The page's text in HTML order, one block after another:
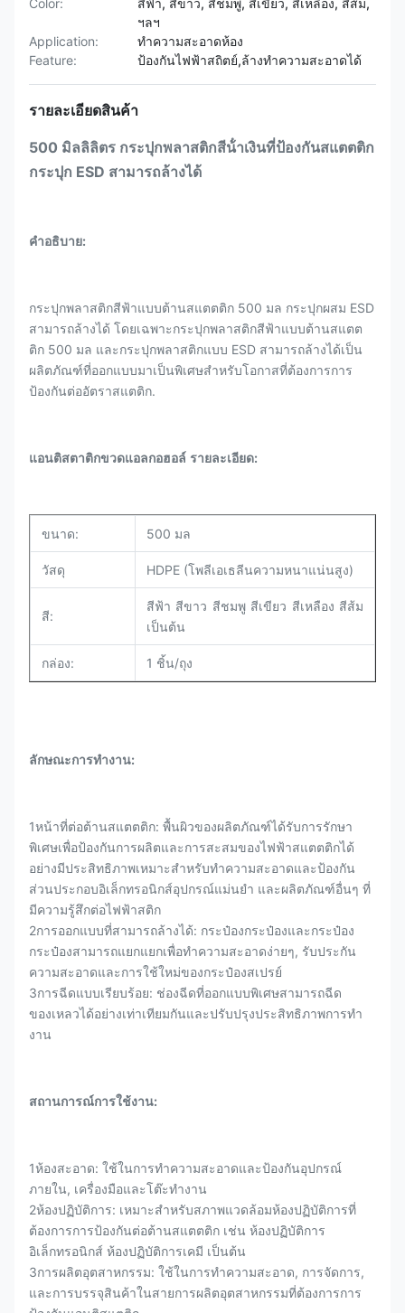
Color:
สีฟ้า, สีขาว, สีชมพู, สีเขียว, สีเหลือง, สีส้ม,
ฯลฯ
Application:
ทำความสะอาดห้อง
Feature:
ป้องกันไฟฟ้าสถิตย์,ล้างทำความสะอาดได้
รายละเอียดสินค้า
500 มิลลิลิตร กระปุกพลาสติกสีน้ําเงินที่ป้องกันสแตตติก
กระปุก ESD สามารถล้างได้
คําอธิบาย:
กระปุกพลาสติกสีฟ้าแบบต้านสแตตติก 500 มล กระปุกผสม ESD
สามารถล้างได้ โดยเฉพาะกระปุกพลาสติกสีฟ้าแบบต้านสแตต
ติก 500 มล และกระปุกพลาสติกแบบ ESD สามารถล้างได้เป็น
ผลิตภัณฑ์ที่ออกแบบมาเป็นพิเศษสําหรับโอกาสที่ต้องการการ
ป้องกันต่ออัตราสแตติก.
แอนติสตาติกขวดแอลกอฮอล์ รายละเอียด:
ขนาด: 500 มล
วัสดุ HDPE (โพลีเอเธลีนความหนาแน่นสูง)
สี:
สีฟ้า สีขาว สีชมพู สีเขียว สีเหลือง สีส้ม
เป็นต้น
กล่อง: 1 ชิ้น/ถุง
ลักษณะการทํางาน:
1หน้าที่ต่อต้านสแตตติก: พื้นผิวของผลิตภัณฑ์ได้รับการรักษา
พิเศษเพื่อป้องกันการผลิตและการสะสมของไฟฟ้าสแตตติกได้
อย่างมีประสิทธิภาพเหมาะสําหรับทําความสะอาดและป้องกัน
ส่วนประกอบอิเล็กทรอนิกส์อุปกรณ์แม่นยํา และผลิตภัณฑ์อื่นๆ ที่
มีความรู้สึกต่อไฟฟ้าสติก
2การออกแบบที่สามารถล้างได้: กระป๋องกระป๋องและกระป๋อง
กระป๋องสามารถแยกแยกเพื่อทําความสะอาดง่ายๆ, รับประกัน
ความสะอาดและการใช้ใหม่ของกระป๋องสเปรย์
3การฉีดแบบเรียบร้อย: ช่องฉีดที่ออกแบบพิเศษสามารถฉีด
ของเหลวได้อย่างเท่าเทียมกันและปรับปรุงประสิทธิภาพการทํา
งาน
สถานการณ์การใช้งาน:
1ห้องสะอาด: ใช้ในการทําความสะอาดและป้องกันอุปกรณ์
ภายใน, เครื่องมือและโต๊ะทํางาน
2ห้องปฏิบัติการ: เหมาะสําหรับสภาพแวดล้อมห้องปฏิบัติการที่
ต้องการการป้องกันต่อต้านสแตตติก เช่น ห้องปฏิบัติการ
อิเล็กทรอนิกส์ ห้องปฏิบัติการเคมี เป็นต้น
3การผลิตอุตสาหกรรม: ใช้ในการทําความสะอาด, การจัดการ,
และการบรรจุสินค้าในสายการผลิตอุตสาหกรรมที่ต้องการการ